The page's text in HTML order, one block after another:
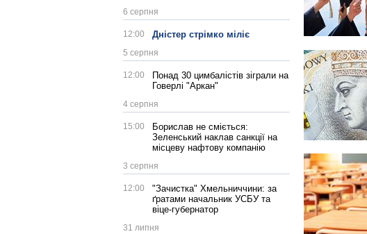
6 серпня
12:00 Дністер стрімко міліє
5 серпня
12:00
Понад 30 цимбалістів зіграли на
Говерлі "Аркан"
4 серпня
15:00
Борислав не сміється:
Зеленський наклав санкції на
місцеву нафтову компанію
3 серпня
12:00
"Зачистка" Хмельниччини: за
ґратами начальник УСБУ та
віце-губернатор
31 липня